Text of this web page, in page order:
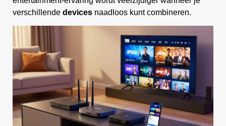
verschillende devices naadloos kunt combineren.